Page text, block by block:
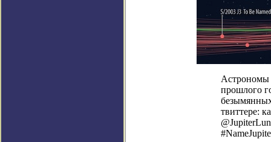
Астрономы
прошлого
твиттере: